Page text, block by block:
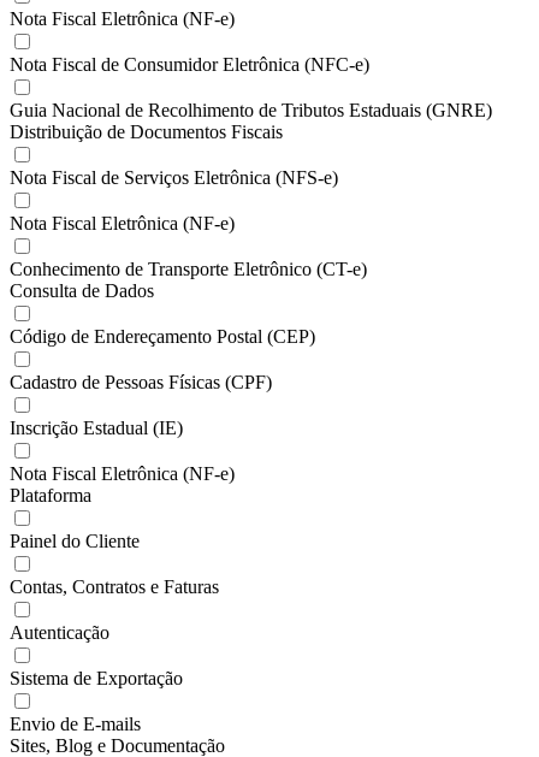
Nota Fiscal Eletrônica (NF-e)
Nota Fiscal de Consumidor Eletrônica (NFC-e)
Guia Nacional de Recolhimento de Tributos Estaduais (GNRE)
Distribuição de Documentos Fiscais
Nota Fiscal de Serviços Eletrônica (NFS-e)
Nota Fiscal Eletrônica (NF-e)
Conhecimento de Transporte Eletrônico (CT-e)
Consulta de Dados
Código de Endereçamento Postal (CEP)
Cadastro de Pessoas Físicas (CPF)
Inscrição Estadual (IE)
Nota Fiscal Eletrônica (NF-e)
Plataforma
Painel do Cliente
Contas, Contratos e Faturas
Autenticação
Sistema de Exportação
Envio de E-mails
Sites, Blog e Documentação